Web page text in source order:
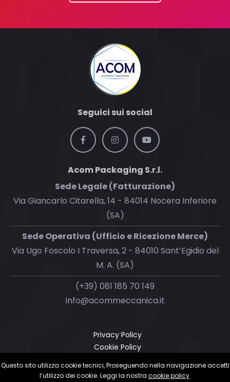
Questo sito utilizza cookie tecnici, Proseguendo nella navigazione accetti
l’utilizzo dei cookie. Leggi la nostra cookie policy.
Seguici sui social
Acom Packaging S.r.l.
Sede Legale (Fatturazione)
Via Giancarlo Citarella, 14 - 84014 Nocera Inferiore
(SA)
Sede Operativa (Ufficio e Ricezione Merce)
Via Ugo Foscolo I Traversa, 2 - 84010 Sant’Egidio del
M. A. (SA)
(+39) 081 185 70 149
info@acommeccanica.it
Privacy Policy
Cookie Policy
© 2023 Giordano Software